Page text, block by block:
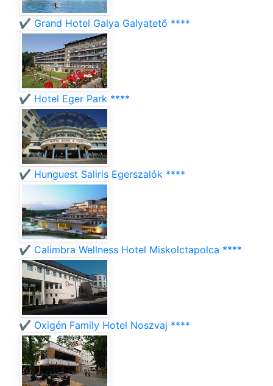
✔️ Grand Hotel Galya Galyatető ****
✔️ Hotel Eger Park ****
✔️ Hunguest Saliris Egerszalók ****
✔️ Calimbra Wellness Hotel Miskolctapolca ****
✔️ Oxigén Family Hotel Noszvaj ****